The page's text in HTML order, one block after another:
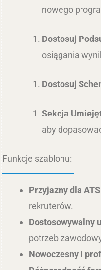
nowego
Dostosuj
osiągania
Dostosuj
Sekcja
aby
Funkcje szablonu:
Przyjazny dla
rekruterów.
Dostosowywalny
potrzeb
Nowoczesny i